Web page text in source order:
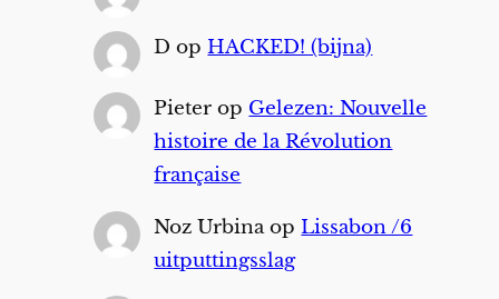
D opHACKED! (bijna)
Pieter op Gelezen: Nouvelle
histoire de la Révolution
française
Noz UrbinaopLissabon /6
uitputtingsslag